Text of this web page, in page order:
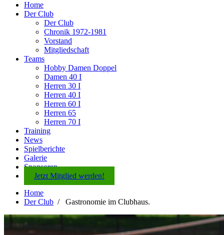
Home
Der Club
Der Club
Chronik 1972-1981
Vorstand
Mitgliedschaft
Teams
Hobby Damen Doppel
Damen 40 I
Herren 30 I
Herren 40 I
Herren 60 I
Herren 65
Herren 70 I
Training
News
Spielberichte
Galerie
Sponsoren
Jetzt Mitglied werden!
Home
Der Club / Gastronomie im Clubhaus.